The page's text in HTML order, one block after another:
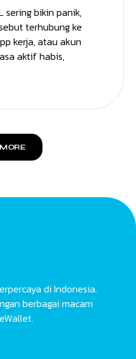
sering bikin panik,
terhubung ke
kerja, atau akun
aktif habis,
di Indonesia.
berbagai macam